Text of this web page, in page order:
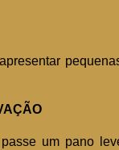
um pano